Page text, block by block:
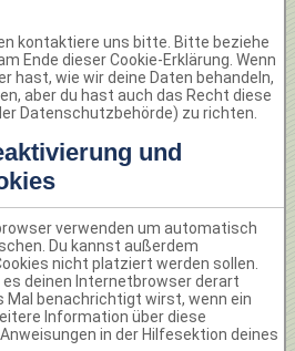
kontaktiere uns bitte. Bitte beziehe
Ende dieser Cookie-Erklärung. Wenn
hast, wie wir deine Daten behandeln,
aber du hast auch das Recht diese
Datenschutzbehörde) zu richten.
und
verwenden um automatisch
Du kannst außerdem
nicht platziert werden sollen.
deinen Internetbrowser derart
Mal benachrichtigt wirst, wenn ein
Information über diese
in der Hilfesektion deines